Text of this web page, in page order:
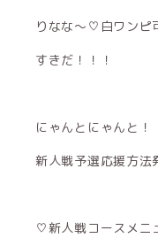
りなな〜♡白ワンピ
すきだ！！！
にゃんとにゃんと！
新人戦予選応援方法
♡新人戦コースメニ